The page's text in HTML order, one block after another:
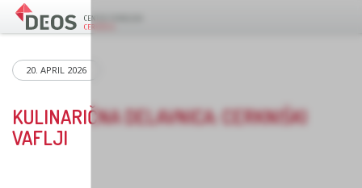
20. APRIL 2026
KULINARIČNA DELAVNICA: CERKNIŠKI
VAFLJI